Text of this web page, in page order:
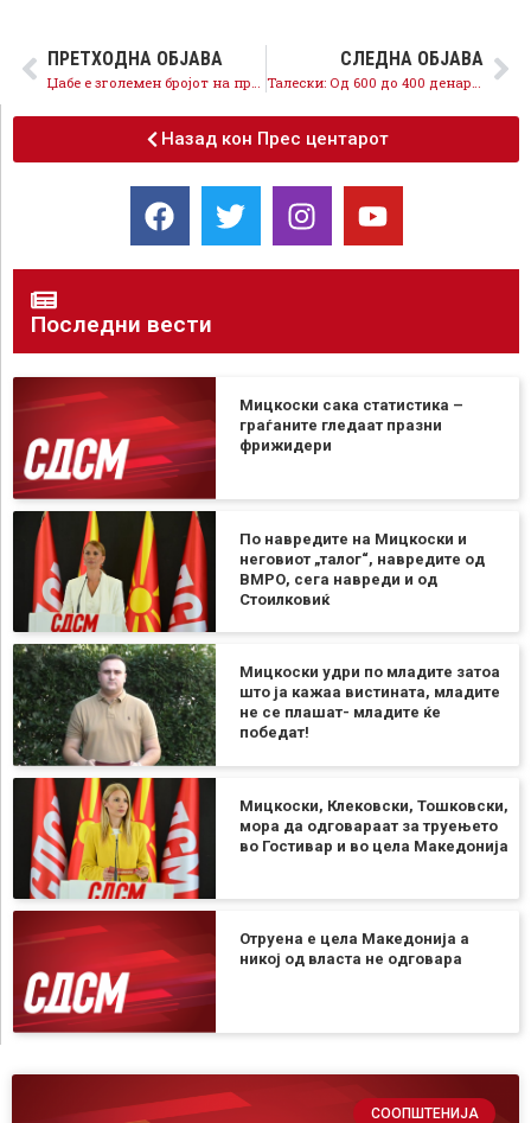
ПРЕТХОДНА ОБЈАВА
Џабе е зголемен бројот на производи кои се дел од „кошничката“ кога трговците ги зголемија цените
СЛЕДНА ОБЈАВА
Талески: Од 600 до 400 денари-историски лаги од ВМРО-ДПМНЕ за откупната цена на тутунот
Назад кон Прес центарот
Последни вести
Мицкоски сака статистика –
граѓаните гледаат празни
фрижидери
По навредите на Мицкоски и
неговиот „талог“, навредите од
ВМРО, сега навреди и од
Стоилковиќ
Мицкоски удри по младите затоа
што ја кажаа вистината, младите
не се плашат- младите ќе
победат!
Мицкоски, Клековски, Тошковски,
мора да одговараат за труењето
во Гостивар и во цела Македонија
Отруена е цела Македонија а
никој од власта не одговара
СООПШТЕНИЈА